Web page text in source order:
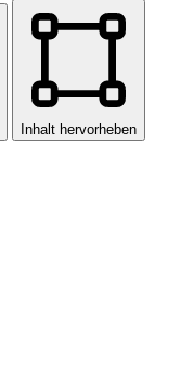
Inhalt hervorheben